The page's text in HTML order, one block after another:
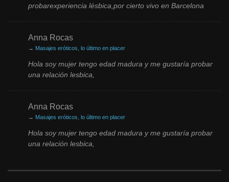
probarexperiencia lésbica,por cierto vivo en Barcelona
Anna Rocas
→ Masajes eróticos, lo último en placer
Hola soy mujer tengo edad madura y me gustaría probar
una relación lesbica,
Anna Rocas
→ Masajes eróticos, lo último en placer
Hola soy mujer tengo edad madura y me gustaría probar
una relación lesbica,